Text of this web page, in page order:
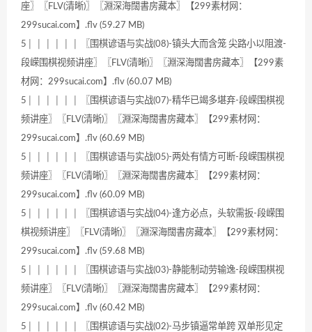
座〗〖FLV(清晰)〗〖淵深海闊書房藏本〗【299素材网：
299sucai.com】.flv (59.27 MB)
5│ │ │ │ │ │ 〖围棋谚语与实战(08)-镇头大而含笼 尖路小以阻渡-
段嵘围棋视频讲座〗〖FLV(清晰)〗〖淵深海闊書房藏本〗【299素
材网：299sucai.com】.flv (60.07 MB)
5│ │ │ │ │ │ 〖围棋谚语与实战(07)-精华已竭多堪弃-段嵘围棋视
频讲座〗〖FLV(清晰)〗〖淵深海闊書房藏本〗【299素材网：
299sucai.com】.flv (60.69 MB)
5│ │ │ │ │ │ 〖围棋谚语与实战(05)-两处有情方可断-段嵘围棋视
频讲座〗〖FLV(清晰)〗〖淵深海闊書房藏本〗【299素材网：
299sucai.com】.flv (60.09 MB)
5│ │ │ │ │ │ 〖围棋谚语与实战(04)-逢方必点，头软需扳-段嵘围
棋视频讲座〗〖FLV(清晰)〗〖淵深海闊書房藏本〗【299素材网：
299sucai.com】.flv (59.68 MB)
5│ │ │ │ │ │ 〖围棋谚语与实战(03)-静能制动劳输逸-段嵘围棋视
频讲座〗〖FLV(清晰)〗〖淵深海闊書房藏本〗【299素材网：
299sucai.com】.flv (60.42 MB)
5│ │ │ │ │ │ 〖围棋谚语与实战(02)-马步镇逼常单跨 双单形见定